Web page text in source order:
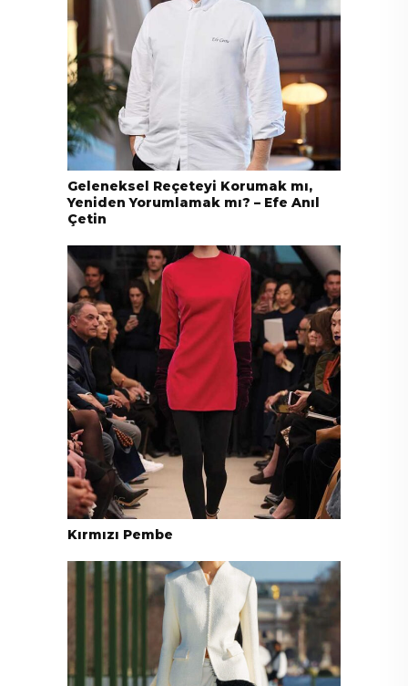
Geleneksel Reçeteyi Korumak mı,
Yeniden Yorumlamak mı? – Efe Anıl
Çetin
Kırmızı Pembe